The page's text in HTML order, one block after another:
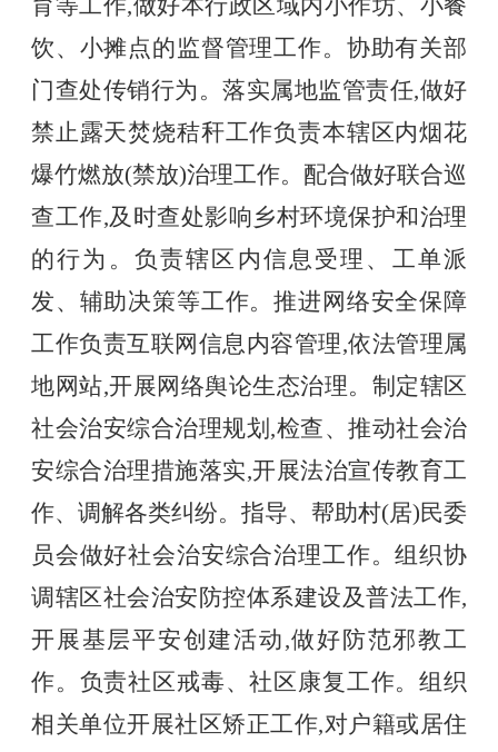
育等工作,做好本行政区域内小作坊、小餐
饮、小摊点的监督管理工作。协助有关部
门查处传销行为。落实属地监管责任,做好
禁止露天焚烧秸秆工作负责本辖区内烟花
爆竹燃放(禁放)治理工作。配合做好联合巡
查工作,及时查处影响乡村环境保护和治理
的行为。负责辖区内信息受理、工单派
发、辅助决策等工作。推进网络安全保障
工作负责互联网信息内容管理,依法管理属
地网站,开展网络舆论生态治理。制定辖区
社会治安综合治理规划,检查、推动社会治
安综合治理措施落实,开展法治宣传教育工
作、调解各类纠纷。指导、帮助村(居)民委
员会做好社会治安综合治理工作。组织协
调辖区社会治安防控体系建设及普法工作,
开展基层平安创建活动,做好防范邪教工
作。负责社区戒毒、社区康复工作。组织
相关单位开展社区矫正工作,对户籍或居住